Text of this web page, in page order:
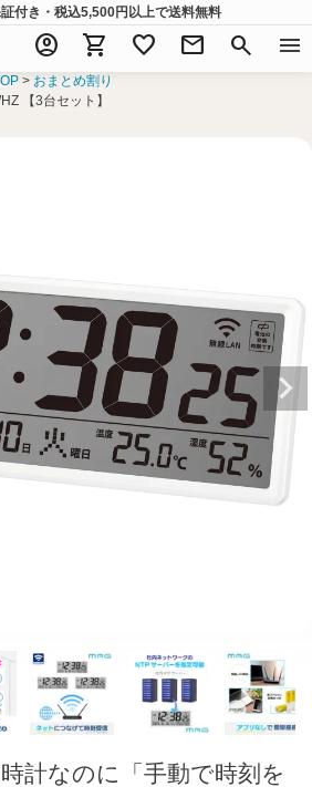
付き・税込5,500円以上で送料無料
account_circle shopping_cart favorite mail search menu
おまとめ割り
【3台セット】
計なのに「手動で時刻を